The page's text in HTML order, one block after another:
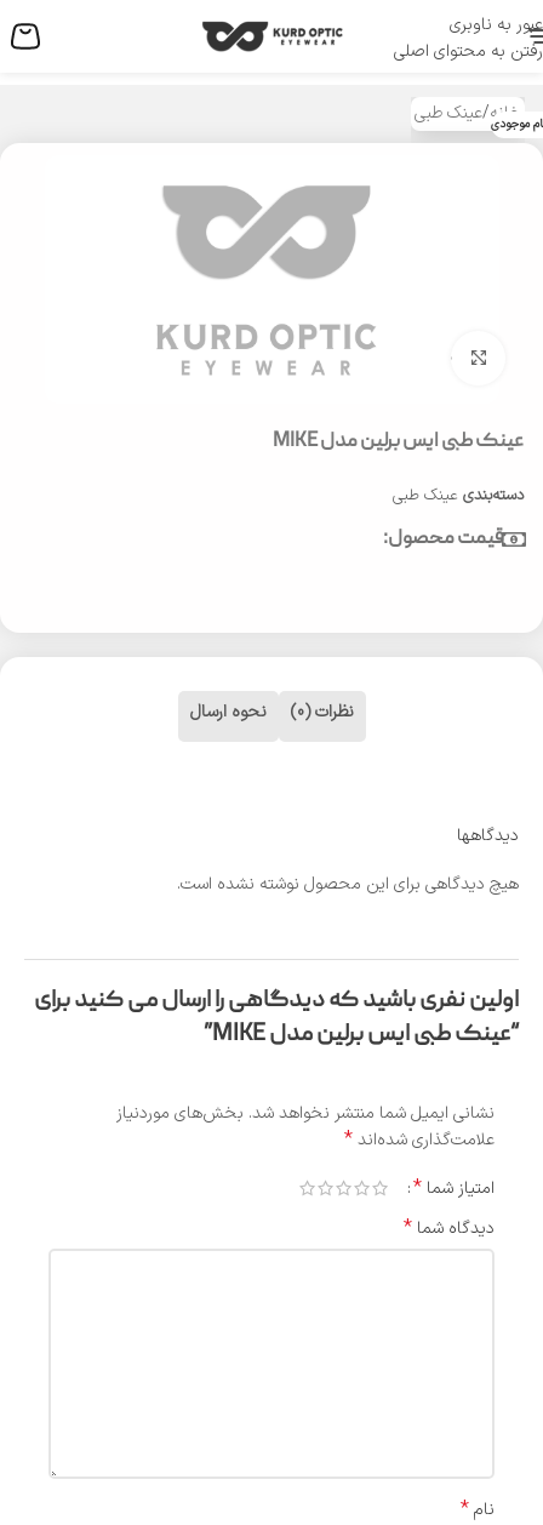
عبور به ناوبری
رفتن به محتوای اصلی
منو
خانه/عینک طبی موجودی
بزرگنمایی تصویر
عینک طبی ایس برلین مدل MIKE
دسته‌بندی عینک طبی
قیمت محصول:
نظرات (0) نحوه ارسال
دیدگاهها
هیچ دیدگاهی برای این محصول نوشته نشده است.
اولین نفری باشید که دیدگاهی را ارسال می کنید برای
“عینک طبی ایس برلین مدل MIKE”
نشانی ایمیل شما منتشر نخواهد شد. بخش‌های موردنیاز
علامت‌گذاری شده‌اند*
امتیاز شما *
دیدگاه شما *
نام*